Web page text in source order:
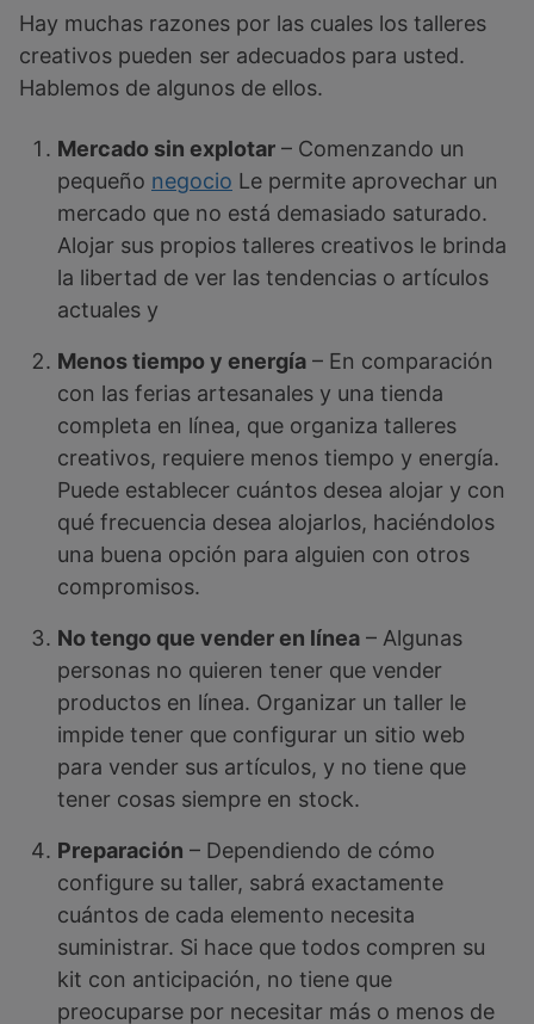
Hay muchas razones por las cuales los talleres
creativos pueden ser adecuados para usted.
Hablemos de algunos de ellos.
Mercado sin explotar – Comenzando un
pequeño negocio Le permite aprovechar un
mercado que no está demasiado saturado.
Alojar sus propios talleres creativos le brinda
la libertad de ver las tendencias o artículos
actuales y
Menos tiempo y energía – En comparación
con las ferias artesanales y una tienda
completa en línea, que organiza talleres
creativos, requiere menos tiempo y energía.
Puede establecer cuántos desea alojar y con
qué frecuencia desea alojarlos, haciéndolos
una buena opción para alguien con otros
compromisos.
No tengo que vender en línea – Algunas
personas no quieren tener que vender
productos en línea. Organizar un taller le
impide tener que configurar un sitio web
para vender sus artículos, y no tiene que
tener cosas siempre en stock.
Preparación – Dependiendo de cómo
configure su taller, sabrá exactamente
cuántos de cada elemento necesita
suministrar. Si hace que todos compren su
kit con anticipación, no tiene que
preocuparse por necesitar más o menos de